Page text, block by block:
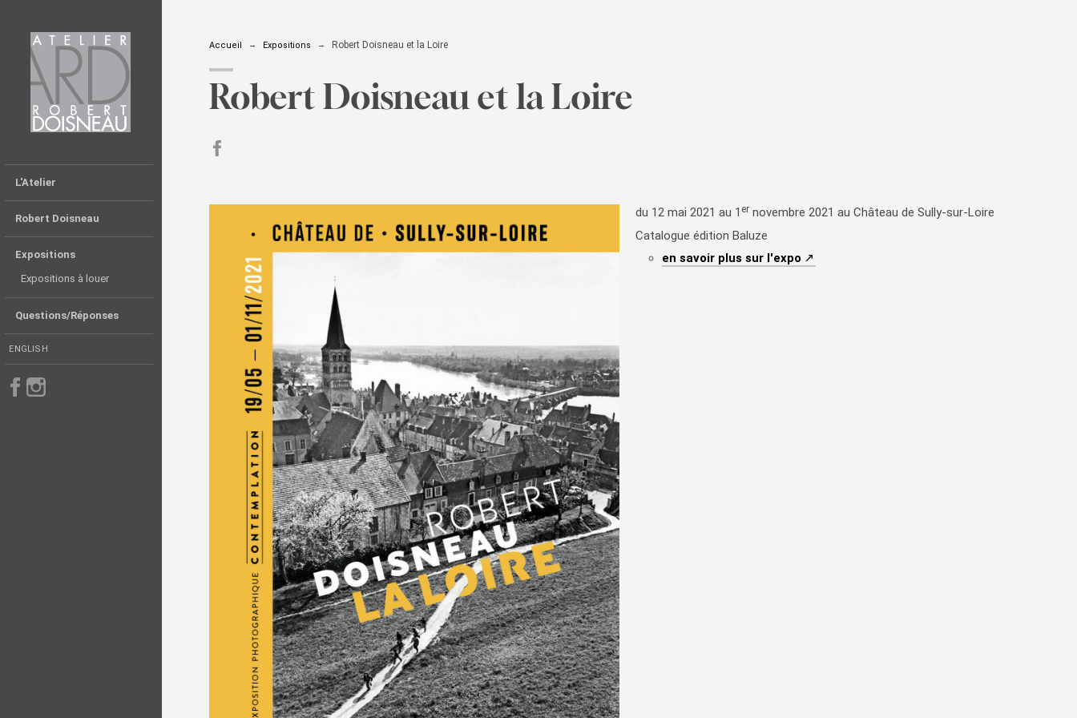
L'Atelier
Robert Doisneau
Expositions
Expositions à louer
Questions/Réponses
ENGLISH
Nous suivre sur Facebook
Nous suivre sur Instagram
Accueil Expositions Robert Doisneau et la Loire
Robert Doisneau et la Loire
partager sur Facebook
du 12 mai 2021 au 1 ernovembre 2021 au Château de Sully-sur-Loire
Catalogue édition Baluze
en savoir plus sur l'expo (nouvelle fenêtre)